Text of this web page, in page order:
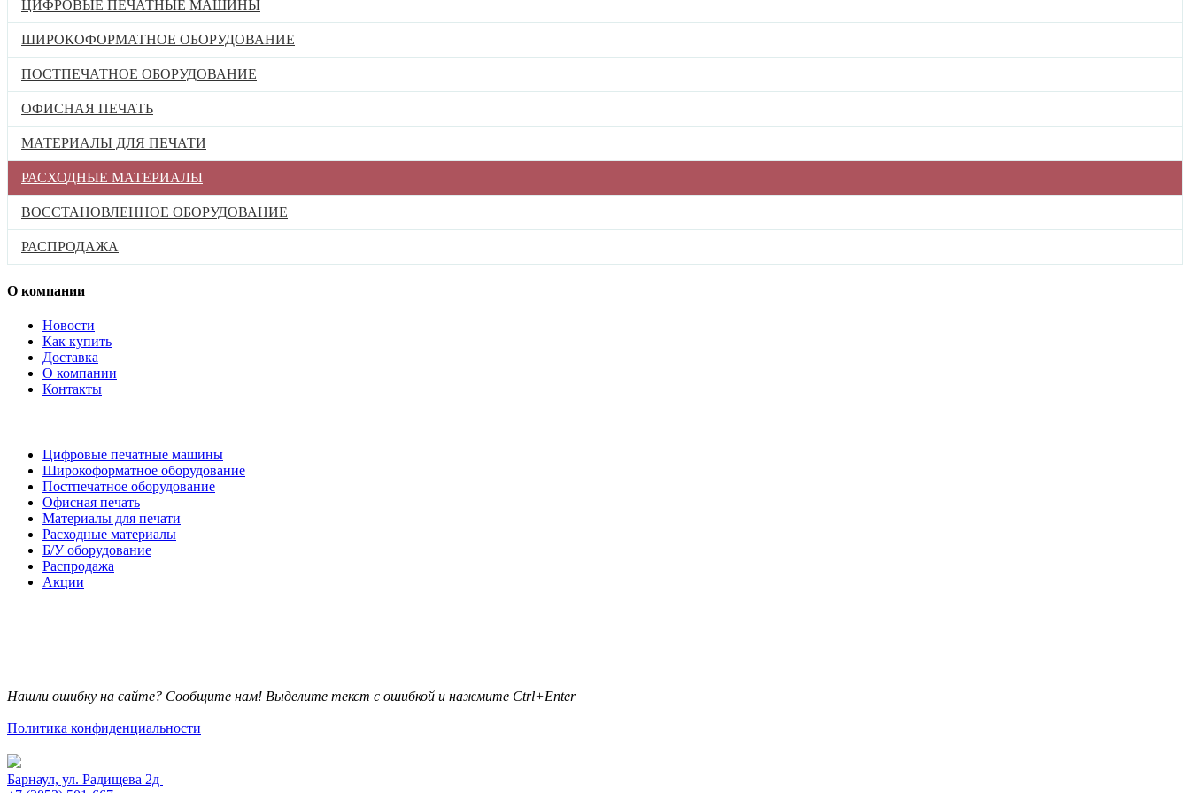
ЦИФРОВЫЕ ПЕЧАТНЫЕ МАШИНЫ
ШИРОКОФОРМАТНОЕ ОБОРУДОВАНИЕ
ПОСТПЕЧАТНОЕ ОБОРУДОВАНИЕ
ОФИСНАЯ ПЕЧАТЬ
МАТЕРИАЛЫ ДЛЯ ПЕЧАТИ
РАСХОДНЫЕ МАТЕРИАЛЫ
ВОССТАНОВЛЕННОЕ ОБОРУДОВАНИЕ
РАСПРОДАЖА
О компании
Новости
Как купить
Доставка
О компании
Контакты
Цифровые печатные машины
Широкоформатное оборудование
Постпечатное оборудование
Офисная печать
Материалы для печати
Расходные материалы
Б/У оборудование
Распродажа
Акции
Нашли ошибку на сайте? Сообщите нам! Выделите текст с ошибкой и нажмите Ctrl+Enter
Политика конфиденциальности
Барнаул, ул. Радищева 2д